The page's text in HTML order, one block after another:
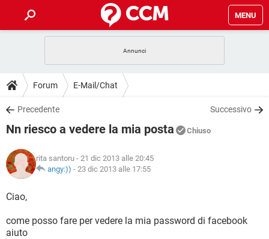
MENU
INTRATTENIMENTO
iOS
INSTAGRAM WHATSAPP
TIKTOK
HARDWARE
GUIDE
COVID-19
INSTAGRAM WHATSAPP
TIKTOK
HARDWARE
DOWNLOAD
COVID-19 GAMING
INTRATTENIMENTO
iOS WINDOWS 10
INSTAGRAM
HARDWARE
COVID-19 GAMING
INTRATTENIMENTO
iOS
INSTAGRAM WHATSAPP
GLOSSARIO
COVID-19
iOS
Forum E-Mail/Chat
Precedente Successivo
Nn riesco a vedere la mia posta Chiuso
rita santoru - 21 dic 2013 alle 20:45
angy:)) - 23 dic 2013 alle 17:55
Ciao,
come posso fare per vedere la mia password di facebook
aiuto